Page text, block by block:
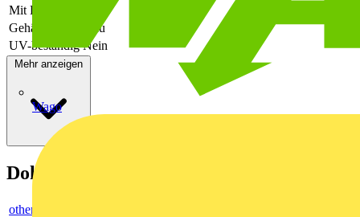
Wago
Mit Dichtung
Gehäusefarbe
grau
UV-beständig Nein
Mehr anzeigen
Dokumente
others